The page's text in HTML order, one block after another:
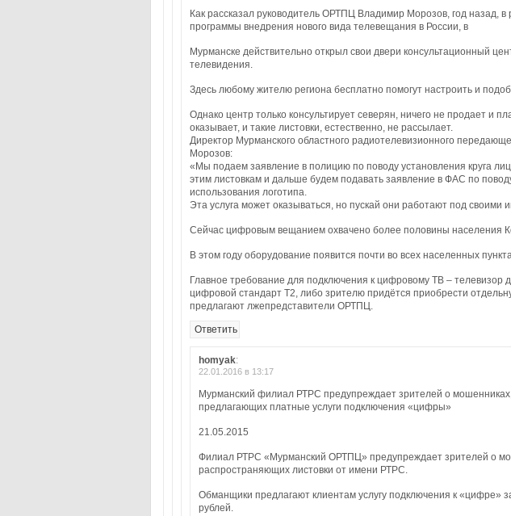
Как рассказал руководитель ОРТПЦ Владимир Морозов, год назад,
программы внедрения нового вида телевещания в России, в
Мурманске действительно открыл свои двери консультационный
телевидения.
Здесь любому жителю региона бесплатно помогут настроить и
Однако центр только консультирует северян, ничего не продает и
оказывает, и такие листовки, естественно, не рассылает.
Директор Мурманского областного радиотелевизионного
Морозов:
«Мы подаем заявление в полицию по поводу установления круга
этим листовкам и дальше будем подавать заявление в ФАС по
использования логотипа.
Эта услуга может оказываться, но пускай они работают под своими
Сейчас цифровым вещанием охвачено более половины населения
В этом году оборудование появится почти во всех населенных
Главное требование для подключения к цифровому ТВ – телевизор
цифровой стандарт T2, либо зрителю придётся приобрести
предлагают лжепредставители ОРТПЦ.
Ответить
homyak:
22.01.2016 в 13:17
Мурманский филиал РТРС предупреждает зрителей о
предлагающих платные услуги подключения «цифры»
21.05.2015
Филиал РТРС «Мурманский ОРТПЦ» предупреждает зрителей о
распространяющих листовки от имени РТРС.
Обманщики предлагают клиентам услугу подключения к «цифре»
рублей.